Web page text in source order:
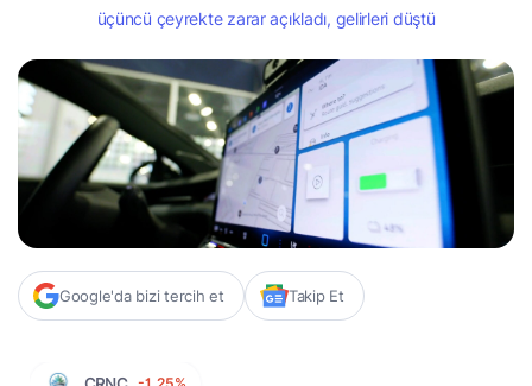
üçüncü çeyrekte zarar açıkladı, gelirleri düştü
Google'da bizi tercih et Takip Et